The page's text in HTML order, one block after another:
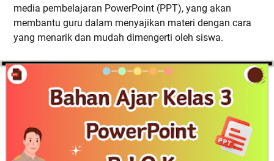
media pembelajaran PowerPoint (PPT), yang akan
membantu guru dalam menyajikan materi dengan cara
yang menarik dan mudah dimengerti oleh siswa.